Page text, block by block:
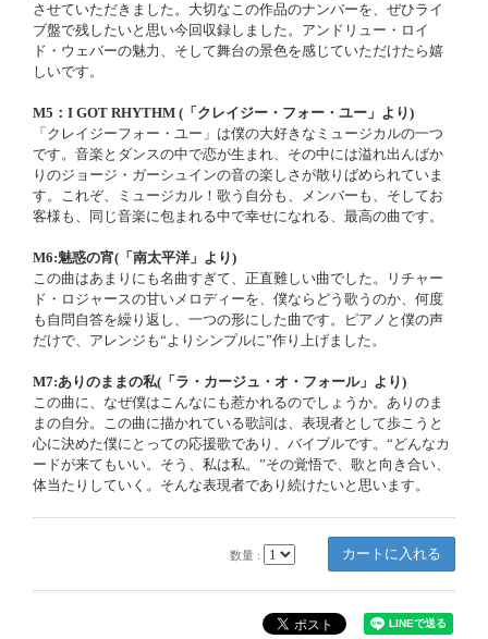
させていただきました。大切なこの作品のナンバーを、ぜひライ
ブ盤で残したいと思い今回収録しました。アンドリュー・ロイ
ド・ウェバーの魅力、そして舞台の景色を感じていただけたら嬉
しいです。
M5：I GOT RHYTHM (「クレイジー・フォー・ユー」より)
「クレイジーフォー・ユー」は僕の大好きなミュージカルの一つ
です。音楽とダンスの中で恋が生まれ、その中には溢れ出んばか
りのジョージ・ガーシュインの音の楽しさが散りばめられていま
す。これぞ、ミュージカル！歌う自分も、メンバーも、そしてお
客様も、同じ音楽に包まれる中で幸せになれる、最高の曲です。
M6:魅惑の宵(「南太平洋」より)
この曲はあまりにも名曲すぎて、正直難しい曲でした。リチャー
ド・ロジャースの甘いメロディーを、僕ならどう歌うのか、何度
も自問自答を繰り返し、一つの形にした曲です。ピアノと僕の声
だけで、アレンジも“よりシンプルに”作り上げました。
M7:ありのままの私(「ラ・カージュ・オ・フォール」より)
この曲に、なぜ僕はこんなにも惹かれるのでしょうか。ありのま
まの自分。この曲に描かれている歌詞は、表現者として歩こうと
心に決めた僕にとっての応援歌であり、バイブルです。“どんなカ
ードが来てもいい。そう、私は私。”その覚悟で、歌と向き合い、
体当たりしていく。そんな表現者であり続けたいと思います。
数量 :